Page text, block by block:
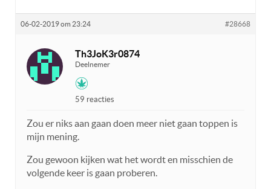
06-02-2019 om 23:24 #28668
Th3JoK3r0874
Deelnemer
59 reacties
Zou er niks aan gaan doen meer niet gaan toppen is
mijn mening.
Zou gewoon kijken wat het wordt en misschien de
volgende keer is gaan proberen.